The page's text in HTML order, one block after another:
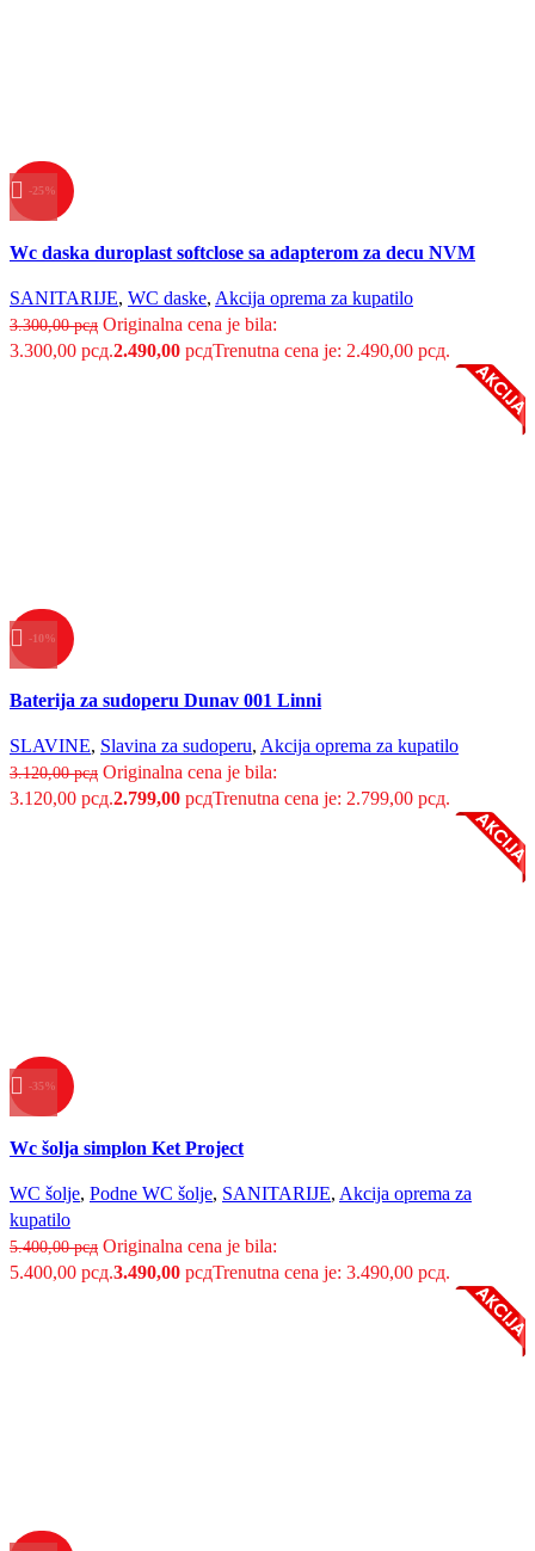
-25%
Brzi pregled
Wc daska duroplast softclose sa adapterom za decu NVM
SANITARIJE, WC daske, Akcija oprema za kupatilo
3.300,00рсд Originalna cena je bila:
3.300,00 рсд.2.490,00 рсдTrenutna cena je: 2.490,00 рсд.
-10%
Brzi pregled
Baterija za sudoperu Dunav 001 Linni
SLAVINE, Slavina za sudoperu, Akcija oprema za kupatilo
3.120,00рсд Originalna cena je bila:
3.120,00 рсд.2.799,00 рсдTrenutna cena je: 2.799,00 рсд.
-35%
Brzi pregled
Dodaj u listu želja
Wc šolja simplon Ket Project
WC šolje, Podne WC šolje, SANITARIJE, Akcija oprema za
kupatilo
5.400,00рсд Originalna cena je bila:
5.400,00 рсд.3.490,00 рсдTrenutna cena je: 3.490,00 рсд.